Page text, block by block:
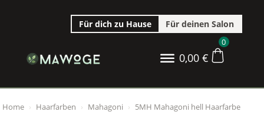
Für dich zu Hause Für deinen Salon
0,00 €
0
Home › Haarfarben › Mahagoni › 5MH Mahagoni hell Haarfarbe